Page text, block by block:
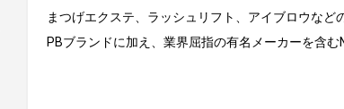
まつげエクステ、ラッシュリフト、アイブロウなど
PBブランドに加え、業界屈指の有名メーカーを含